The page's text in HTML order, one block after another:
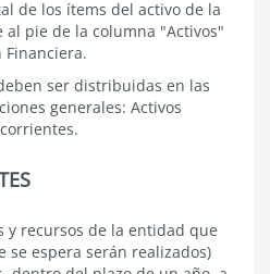
de los ítems del activo de la
pie de la columna "Activos"
Financiera.
ser distribuidas en las
generales: Activos
y recursos de la entidad que
se espera serán realizados)